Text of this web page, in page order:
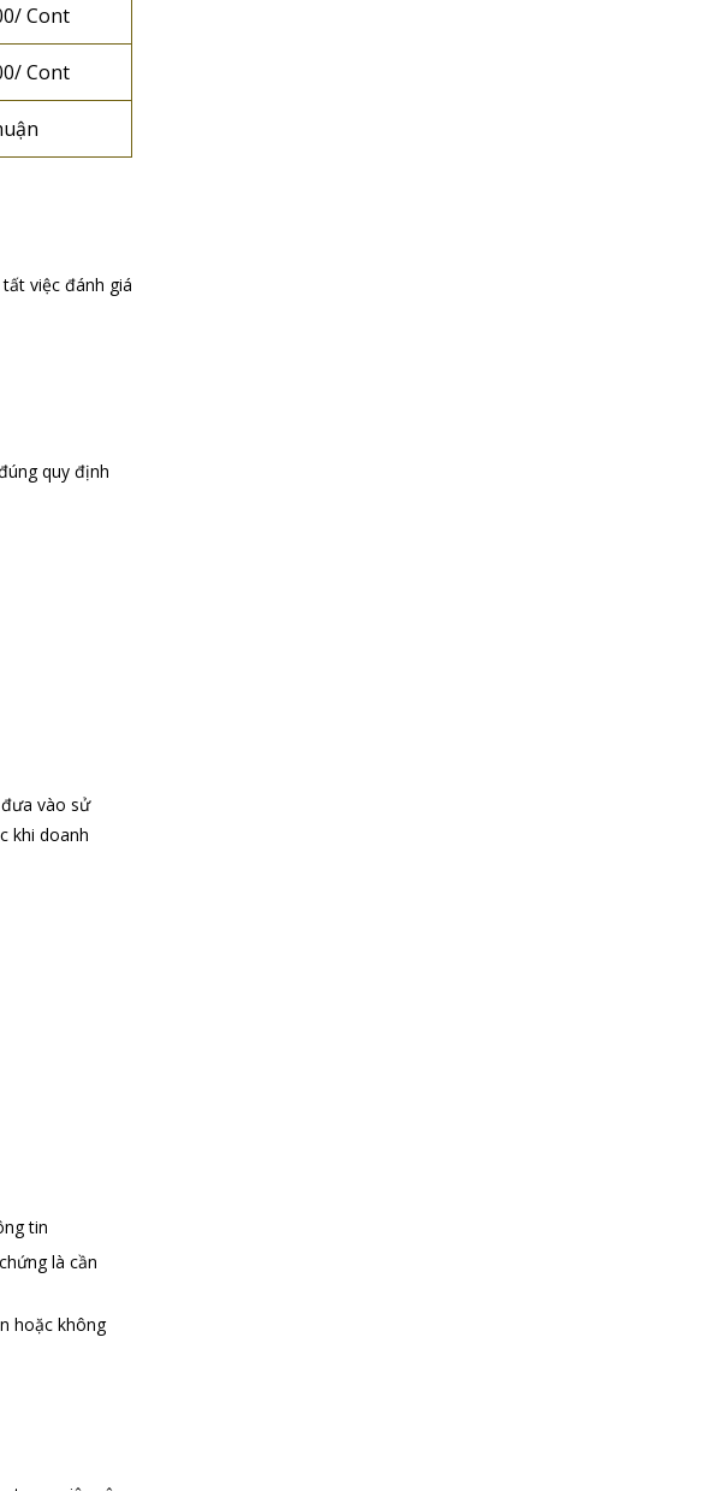
Cont
Cont
việc đánh giá
quy định
vào sử
khi doanh
tin
là cần
hoặc không